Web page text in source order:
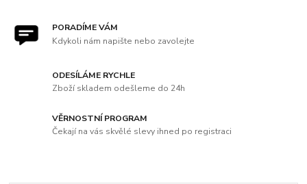
PORADÍME VÁM
Kdykoli nám napište nebo zavolejte
ODESÍLÁME RYCHLE
Zboží skladem odešleme do 24h
VĚRNOSTNÍ PROGRAM
Čekají na vás skvělé slevy ihned po registraci